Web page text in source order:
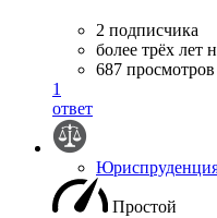
2 подписчика
более трёх лет
687 просмотров
1
ответ
Простой